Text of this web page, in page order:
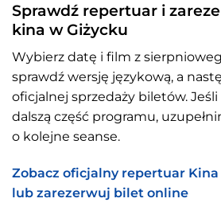
Sprawdź repertuar i
kina w Giżycku
Wybierz datę i film z
sprawdź wersję językową, a
oficjalnej sprzedaży biletów.
dalszą część programu,
o kolejne seanse.
Zobacz oficjalny repertuar Kina
lub zarezerwuj bilet online